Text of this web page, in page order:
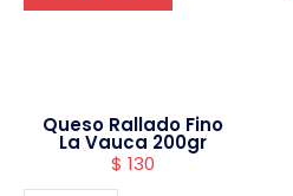
Queso Rallado Fino
La Vauca 200gr
$ 130